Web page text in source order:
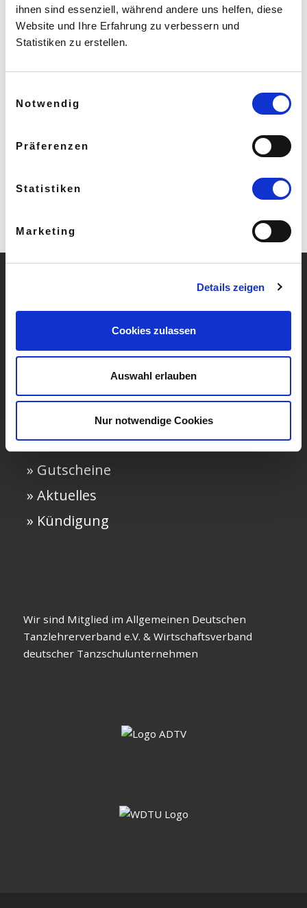
ihnen sind essenziell, während andere uns helfen, diese
Website und Ihre Erfahrung zu verbessern und
Statistiken zu erstellen.
Notwendig
Präferenzen
Statistiken
Marketing
Details zeigen
Cookies zulassen
Auswahl erlauben
Nur notwendige Cookies
» Impressum
» Widerruf
» Datenschutz
» Kontakt
» Gutscheine
» Aktuelles
» Kündigung
Wir sind Mitglied im Allgemeinen Deutschen
Tanzlehrerverband e.V. & Wirtschaftsverband
deutscher Tanzschulunternehmen